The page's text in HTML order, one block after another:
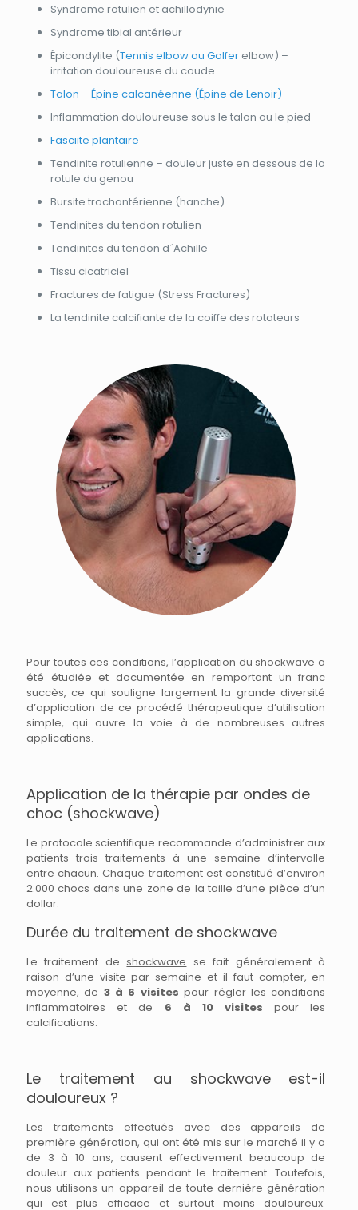
Syndrome rotulien et achillodynie
Syndrome tibial antérieur
Épicondylite (Tennis elbow ou Golfer elbow) –
irritation douloureuse du coude
Talon – Épine calcanéenne (Épine de Lenoir)
Inflammation douloureuse sous le talon ou le pied
Fasciite plantaire
Tendinite rotulienne – douleur juste en dessous de la
rotule du genou
Bursite trochantérienne (hanche)
Tendinites du tendon rotulien
Tendinites du tendon d´Achille
Tissu cicatriciel
Fractures de fatigue (Stress Fractures)
La tendinite calcifiante de la coiffe des rotateurs
Pour toutes ces conditions, l’application du shockwave a
été étudiée et documentée en remportant un franc
succès, ce qui souligne largement la grande diversité
d’application de ce procédé thérapeutique d’utilisation
simple, qui ouvre la voie à de nombreuses autres
applications.
Application de la thérapie par ondes de
choc (shockwave)
Le protocole scientifique recommande d’administrer aux
patients trois traitements à une semaine d’intervalle
entre chacun. Chaque traitement est constitué d’environ
2.000 chocs dans une zone de la taille d’une pièce d’un
dollar.
Durée du traitement de shockwave
Le traitement deshockwave se fait généralement à
raison d’une visite par semaine et il faut compter, en
moyenne, de 3 à 6 visites pour régler les conditions
inflammatoires et de 6 à 10 visites pour les
calcifications.
Le traitement au shockwave est-il
douloureux ?
Les traitements effectués avec des appareils de
première génération, qui ont été mis sur le marché il y a
de 3 à 10 ans, causent effectivement beaucoup de
douleur aux patients pendant le traitement. Toutefois,
nous utilisons un appareil de toute dernière génération
qui est plus efficace et surtout moins douloureux.